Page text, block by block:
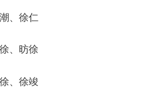
、徐仁
、昉徐
、徐竣